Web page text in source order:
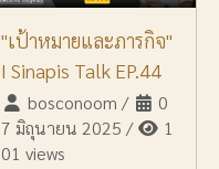
"เป้าหมายและภารกิจ"
I Sinapis Talk EP.44
bosconoom /
0
7 มิถุนายน 2025 /
1
01 views